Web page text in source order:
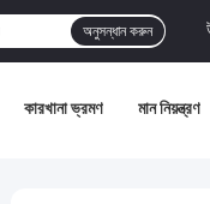
অনুসন্ধান করুন
কারখানা ভ্রমণ মান নিয়ন্ত্রণ